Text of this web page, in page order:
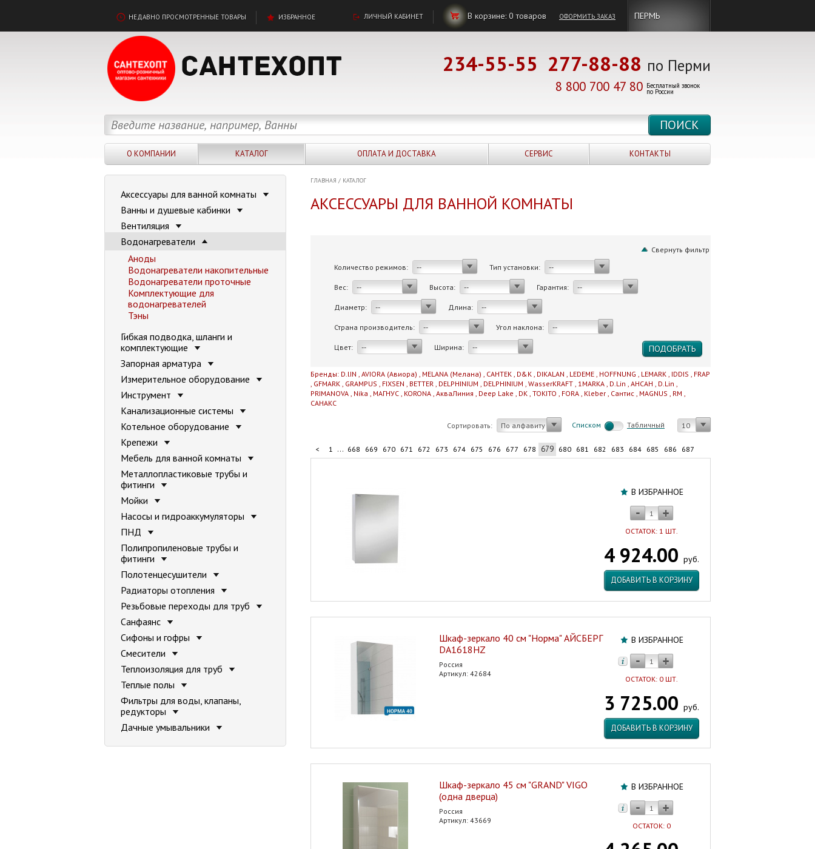
НЕДАВНО ПРОСМОТРЕННЫЕ ТОВАРЫ ИЗБРАННОЕ ЛИЧНЫЙ КАБИНЕТ В корзине: 0товаров ОФОРМИТЬ ЗАКАЗ ПЕРМЬ
234-55-55 277-88-88 по Перми
8 800 700 47 80 Бесплатный звонок
по России
О КОМПАНИИ КАТАЛОГ ОПЛАТА И ДОСТАВКА СЕРВИС КОНТАКТЫ
ГЛАВНАЯ / КАТАЛОГ
АКСЕССУАРЫ ДЛЯ ВАННОЙ КОМНАТЫ
Свернуть фильтр
Количество режимов:
-- Тип установки: --
Вес: -- Высота: -- Гарантия: --
Диаметр: -- Длина: --
Страна производитель: -- Угол наклона: --
Цвет: -- Ширина: --
Бренды: D.lIN , AVIORA (Авиора) , MELANA (Мелана) , САНТЕК , D&K , DIKALAN , LEDEME , HOFFNUNG , LEMARK , IDDIS , FRAP
, GFMARK , GRAMPUS , FIXSEN , BETTER , DELPHINIUM , DELPHINIUM , WasserKRAFT , 1MARKA , D.Lin , AHCAH , D.Lin ,
PRIMANOVA , Nika , МАГНУС , KORONA , АкваЛиния , Deep Lake , DK , TOKITO , FORA , Kleber , Сантис , MAGNUS , RM ,
САНАКС
Сортировать: По алфавиту Cписком Табличный 10
< 1 ... 668 669 670 671 672 673 674 675 676 677 678 679 680 681 682 683 684 685 686
687
В ИЗБРАННОЕ
ОСТАТОК: 1 ШТ.
4 924.00 руб.
ДОБАВИТЬ В КОРЗИНУ
В ИЗБРАННОЕ
ОСТАТОК: 0 ШТ.
3 725.00 руб.
ДОБАВИТЬ В КОРЗИНУ
Шкаф-зеркало 40 см "Норма" АЙСБЕРГ
DA1618HZ
Россия
Артикул: 42684
В ИЗБРАННОЕ
ОСТАТОК: 0
Шкаф-зеркало 45 см "GRAND" VIGO
(одна дверца)
Россия
Артикул: 43669
Аксессуары для ванной комнаты
Ванны и душевые кабинки
Вентиляция
Водонагреватели
Аноды
Водонагреватели накопительные
Водонагреватели проточные
Комплектующие для
водонагревателей
Тэны
Гибкая подводка, шланги и
комплектующие
Запорная арматура
Измерительное оборудование
Инструмент
Канализационные системы
Котельное оборудование
Крепежи
Мебель для ванной комнаты
Металлопластиковые трубы и
фитинги
Мойки
Насосы и гидроаккумуляторы
ПНД
Полипропиленовые трубы и
фитинги
Полотенцесушители
Радиаторы отопления
Резьбовые переходы для труб
Санфаянс
Сифоны и гофры
Смесители
Теплоизоляция для труб
Теплые полы
Фильтры для воды, клапаны,
редукторы
Дачные умывальники